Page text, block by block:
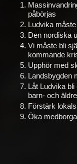
påbörjas
Ludvika
Den nordiska
Vi måste bli
kommande
Upphör med
Landsbygden
Låt Ludvika
barn- och
Förstärk
Öka